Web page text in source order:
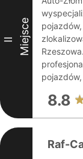
II Miejsce
8.8
Raf-